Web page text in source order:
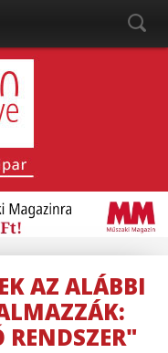
AZ ALÁBBI
RENDSZER"